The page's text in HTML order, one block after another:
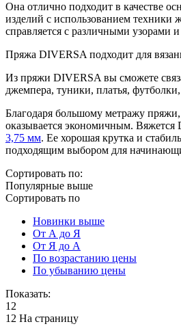
Она отлично подходит в качестве
изделий с использованием техники
справляется с различными узорами
Пряжа DIVERSA подходит для
Из пряжи DIVERSA вы сможете
джемпера, туники, платья,
Благодаря большому метражу пряжи,
оказывается экономичным. Вяжется
3,75 мм. Ее хорошая крутка и
подходящим выбором для
Сортировать по:
Популярные выше
Сортировать по
Новинки выше
От А до Я
От Я до А
По возрастанию цены
По убыванию цены
Показать:
12
12 На страницу